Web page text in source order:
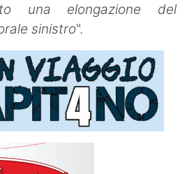
una elongazione del
sinistro".